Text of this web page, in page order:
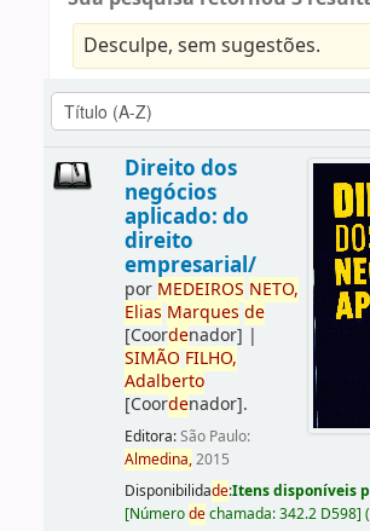
Desculpe, sem sugestões.
Direito dos
negócios
aplicado: do
direito
empresarial/
por MEDEIROS NETO,
Elias Marques de
[Coordenador] |
SIMÃO FILHO,
Adalberto
[Coordenador].
Editora:São Paulo:
Almedina,2015
Disponibilidade:Itens disponíveis
[Númerodechamada:342.2 D598]